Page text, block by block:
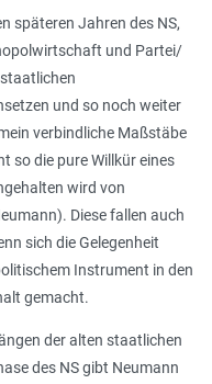
späteren Jahren des NS,
und Partei/
und so noch weiter
verbindliche Maßstäbe
so die pure Willkür eines
wird von
Diese fallen auch
sich die Gelegenheit
Instrument in den
gemacht.
der alten staatlichen
des NS gibt Neumann